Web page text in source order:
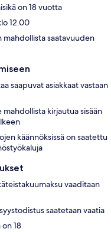
on 18 vuotta
12.00
saatavuuden
saapuvat asiakkaat vastaan
kirjautua sisään
käännöksissä on saatettu
vaaditaan
saatetaan vaatia
18